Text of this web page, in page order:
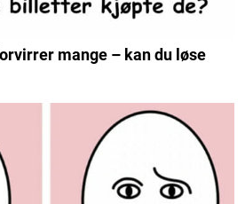
mange – kan du løse